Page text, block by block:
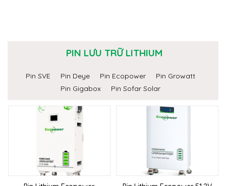
PIN LƯU TRỮ LITHIUM
Pin SVE Pin Deye Pin Ecopower
Pin Growatt
Pin Gigabox
Pin Sofar Solar